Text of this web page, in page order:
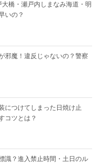
橋・瀬戸内しまなみ海道・明
いの？
邪魔！違反じゃないの？警察
につけてしまった日焼け止
コツとは？
識？進入禁止時間・土日のル